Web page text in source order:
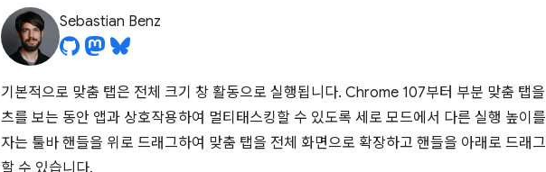
Sebastian Benz
기본적으로 맞춤 탭은 전체 크기 창 활동으로 실행됩니다. Chrome 107부터 부분 맞춤 탭
츠를 보는 동안 앱과 상호작용하여 멀티태스킹할 수 있도록 세로 모드에서 다른 실행 높이
자는 툴바 핸들을 위로 드래그하여 맞춤 탭을 전체 화면으로 확장하고 핸들을 아래로 드래
할 수 있습니다.